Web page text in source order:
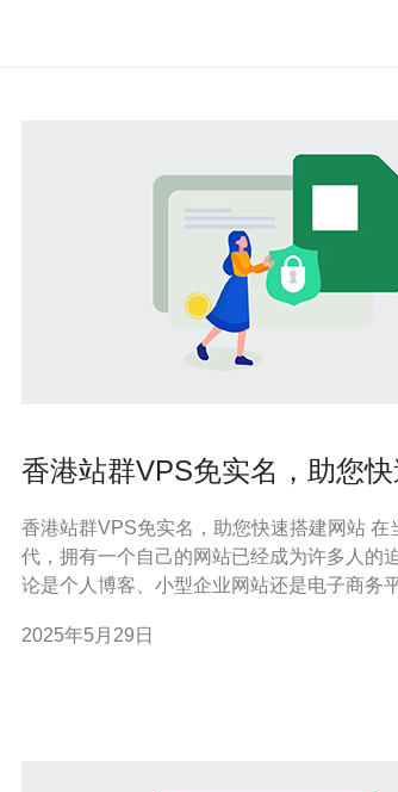
香港站群VPS免实名，助您
香港站群VPS免实名，助您快速搭建网站 在当今数字化时
代，拥有一个自己的网站已经成为许多人的
论是个人博客、小型企业网站还是电子商务
证，成为了许多网站搭建者的首选。 香港站群VPS是一种
2025年5月29日